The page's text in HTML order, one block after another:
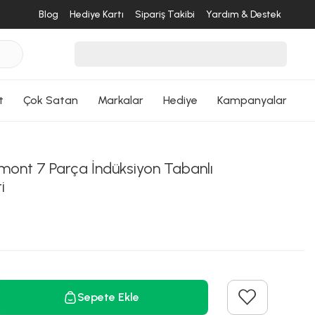
Blog Hediye Kartı Sipariş Takibi Yardım & Destek
Çok Satan Markalar Hediye Kampanyalar
7 Parça İndüksiyon Tabanlı
Sepete Ekle